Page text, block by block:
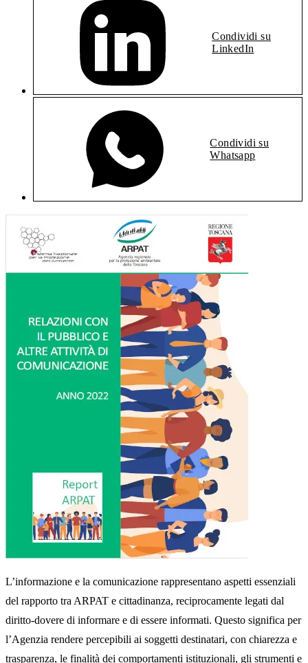
Condividi su
LinkedIn
Condividi su
Whatsapp
L’informazione e la comunicazione rappresentano aspetti essenziali
del rapporto tra ARPAT e cittadinanza, reciprocamente legati dal
diritto-dovere di informare e di essere informati. Questo significa per
l’Agenzia rendere percepibili ai soggetti destinatari, con chiarezza e
trasparenza, le finalità dei comportamenti istituzionali, gli strumenti e